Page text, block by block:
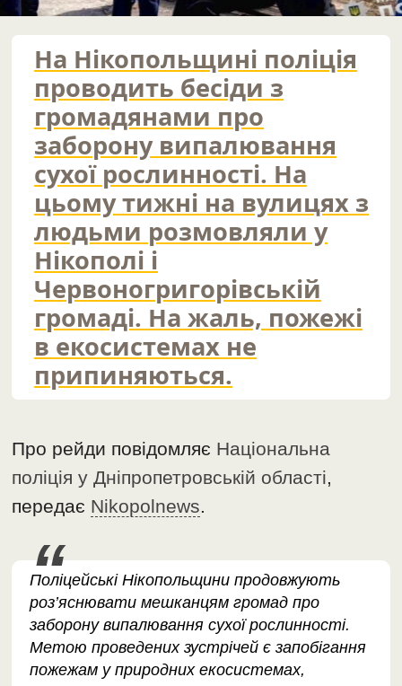
На Нікопольщині поліція
проводить бесіди з
громадянами про
заборону випалювання
сухої рослинності. На
цьому тижні на вулицях з
людьми розмовляли у
Нікополі і
Червоногригорівській
громаді. На жаль, пожежі
в екосистемах не
припиняються.
Про рейди повідомляє Національна
поліція у Дніпропетровській області,
передає Nikopolnews.
Поліцейські Нікопольщини продовжують
роз’яснювати мешканцям громад про
заборону випалювання сухої рослинності.
Метою проведених зустрічей є запобігання
пожежам у природних екосистемах,